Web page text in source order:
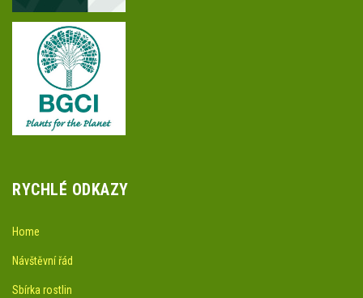
RYCHLÉ ODKAZY
Home
Návštěvní řád
Sbírka rostlin